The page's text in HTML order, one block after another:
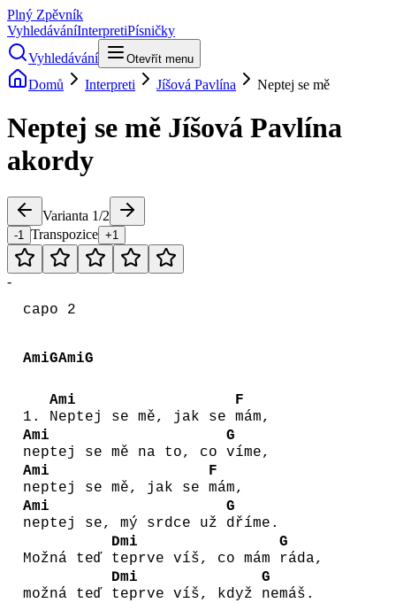
Plný Zpěvník
VyhledáváníInterpretiPísničky
Vyhledávání
Otevřít menu
Domů Interpreti Jíšová Pavlína Neptej se mě
Neptej se mě Jíšová Pavlína
akordy
Varianta 1/2
-1 Transpozice +1
-
capo 2
AmiGAmiG
1.
Ami
Neptej se mě, jak se
F
mám,
Ami
neptej se mě na to, co
G
víme,
Ami
neptej se mě, jak se
F
mám,
Ami
neptej se, mý srdce už
G
dříme.
Možná teď
Dmi
teprve víš, co mám
G
ráda,
možná teď
Dmi
teprve víš, když
G
nemáš.